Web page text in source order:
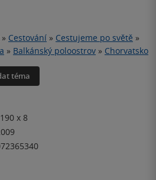
» Cestování » Cestujeme po světě »
» Balkánský poloostrov » Chorvatsko
téma
x 8